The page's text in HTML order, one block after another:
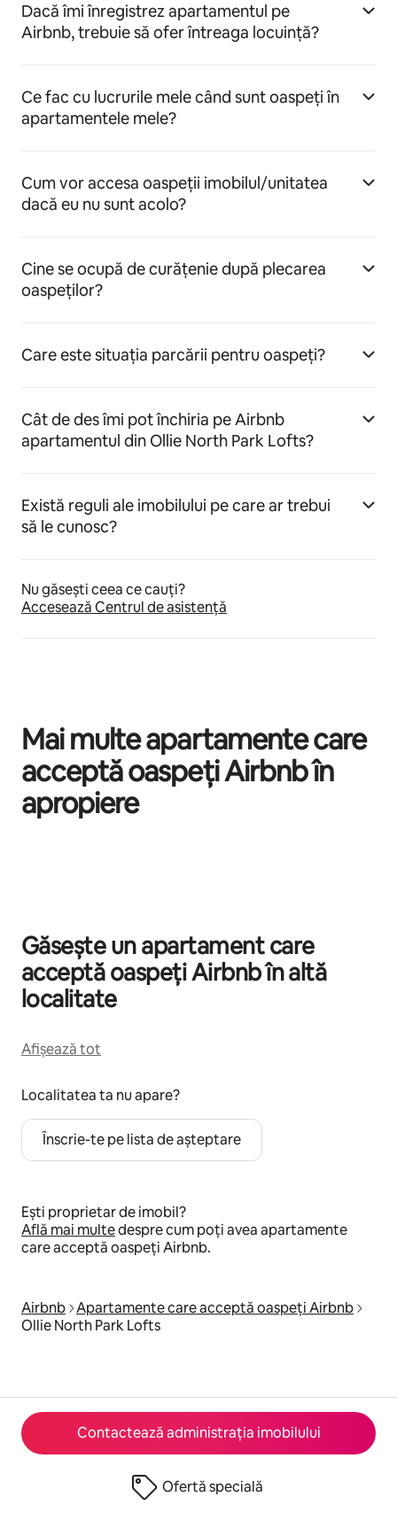
Contactează administrația imobilului
Ofertă specială
Dacă îmi înregistrez apartamentul pe
Airbnb, trebuie să ofer întreaga locuință?
Ce fac cu lucrurile mele când sunt oaspeți în
apartamentele mele?
Cum vor accesa oaspeții imobilul/unitatea
dacă eu nu sunt acolo?
Cine se ocupă de curățenie după plecarea
oaspeților?
Care este situația parcării pentru oaspeți?
Cât de des îmi pot închiria pe Airbnb
apartamentul din Ollie North Park Lofts?
Există reguli ale imobilului pe care ar trebui
să le cunosc?
Nu găsești ceea ce cauți?
Accesează Centrul de asistență
Mai multe apartamente care
acceptă oaspeți Airbnb în
apropiere
Găsește un apartament care
acceptă oaspeți Airbnb în altă
localitate
Afișează tot
Localitatea ta nu apare?
Înscrie-te pe lista de așteptare
Ești proprietar de imobil?
Află mai multedespre cum poți avea apartamente
care acceptă oaspeți Airbnb.
Airbnb Apartamente care acceptă oaspeți Airbnb
Ollie North Park Lofts